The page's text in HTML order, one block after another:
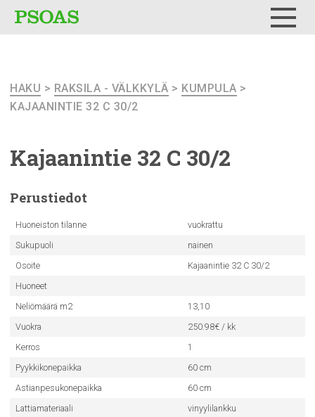
HAKU > RAKSILA - VÄLKKYLÄ > KUMPULA >
KAJAANINTIE 32 C 30/2
Kajaanintie 32 C 30/2
Perustiedot
Huoneiston tilanne
vuokrattu
Sukupuoli
nainen
Osoite
Kajaanintie 32 C 30/2
Huoneet
Neliömäärä m2
13,10
Vuokra
250.98€ / kk
Kerros
1
Pyykkikonepaikka
60 cm
Astianpesukonepaikka
60 cm
Lattiamateriaali
vinyylilankku